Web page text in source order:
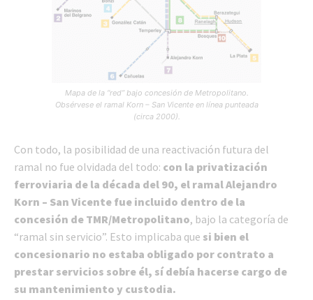
Mapa de la “red” bajo concesión de Metropolitano.
Obsérvese el ramal Korn – San Vicente en línea punteada
(circa 2000).
Con todo, la posibilidad de una reactivación futura del
ramal no fue olvidada del todo: con la privatización
ferroviaria de la década del 90, el ramal Alejandro
Korn – San Vicente fue incluido dentro de la
concesión de TMR/Metropolitano, bajo la categoría de
“ramal sin servicio”. Esto implicaba que si bien el
concesionario no estaba obligado por contrato a
prestar servicios sobre él, sí debía hacerse cargo de
su mantenimiento y custodia.